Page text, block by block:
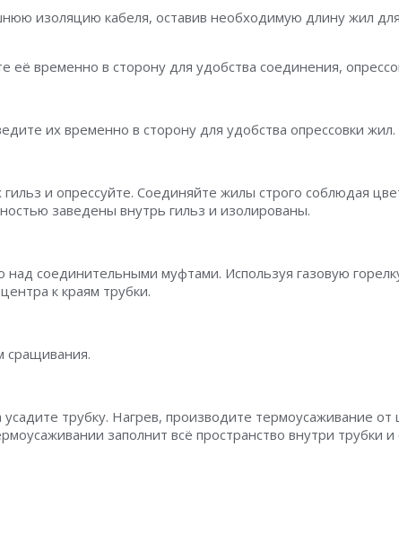
изоляцию кабеля, оставив необходимую длину жил
временно в сторону для удобства соединения,
их временно в сторону для удобства опрессовки жил.
и опрессуйте. Соединяйте жилы строго соблюдая
заведены внутрь гильз и изолированы.
соединительными муфтами. Используя газовую
к краям трубки.
сращивания.
трубку. Нагрев, производите термоусаживание от
заполнит всё пространство внутри трубки